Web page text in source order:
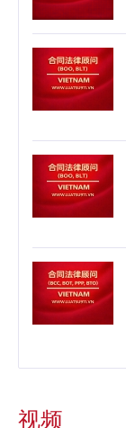
视频